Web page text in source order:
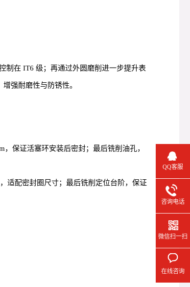
制在 IT6 级；再通过外圆磨削进一步提升表
强耐磨性与防锈性。
保证活塞环安装后密封；最后铣削油孔，
适配密封圈尺寸；最后铣削定位台阶，保证
QQ客服
咨询电话
微信扫一扫
在线咨询